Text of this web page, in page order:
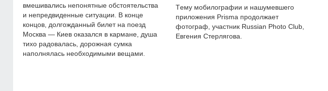
вмешивались непонятные обстоятельства
и непредвиденные ситуации. В конце
концов, долгожданный билет на поезд
Москва — Киев оказался в кармане, душа
тихо радовалась, дорожная сумка
наполнялась необходимыми вещами.
Tему мобилографии и нашумевшего
приложения Prisma продолжает
фотограф, участник Russian Photo Club,
Евгения Стерлягова.